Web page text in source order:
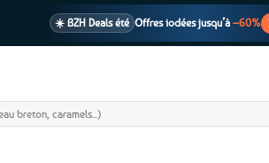
☀️ BZH Deals été Offres iodées jusqu’à –60%